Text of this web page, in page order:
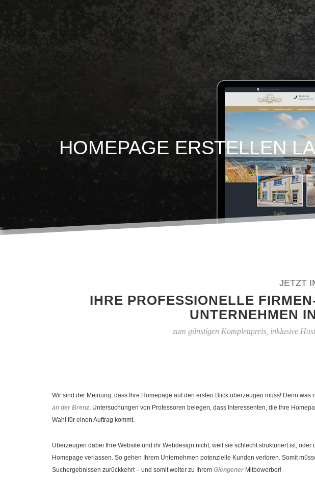
HOMEPAGE ERSTELLEN
JETZT
IHRE PROFESSIONELLE
UNTERNEHMEN
zum günstigen Komplettpreis, inklusive
Wir sind der Meinung, dass Ihre Homepage auf den ersten Blick überzeugen muss! Denn
an der Brenz. Untersuchungen von Professoren belegen, dass Interessenten, die Ihre
Wahl für einen Auftrag kommt.
Überzeugen dabei Ihre Website und ihr Webdesign nicht, weil sie schlecht strukturiert ist,
Homepage verlassen. So gehen Ihrem Unternehmen potenzielle Kunden verloren. Somit
Suchergebnissen zurückkehrt – und somit weiter zu Ihrem Giengener Mitbewerber!